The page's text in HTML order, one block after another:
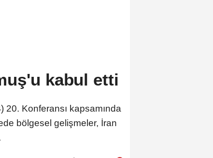
kabul etti
20. Konferansı kapsamında
bölgesel gelişmeler, İran